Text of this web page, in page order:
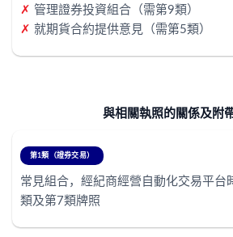
✗ 管理證券投資組合（需第9類）
✗ 就期貨合約提供意見（需第5類）
與相關執照的關係及附
第1類（證券交易）
常見組合，經紀商經營自動化交易平台
類及第7類牌照